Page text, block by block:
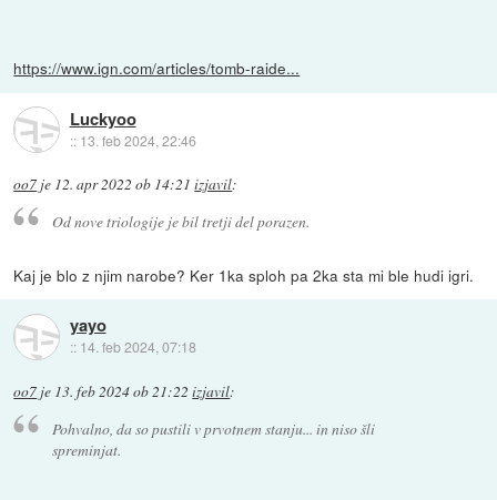
https://www.ign.com/articles/tomb-raide...
Luckyoo
:: 13. feb 2024, 22:46
oo7 je 12. apr 2022 ob 14:21 izjavil:
Od nove triologije je bil tretji del porazen.
Kaj je blo z njim narobe? Ker 1ka sploh pa 2ka sta mi ble hudi igri.
yayo
:: 14. feb 2024, 07:18
oo7 je 13. feb 2024 ob 21:22 izjavil:
Pohvalno, da so pustili v prvotnem stanju... in niso šli
spreminjat.